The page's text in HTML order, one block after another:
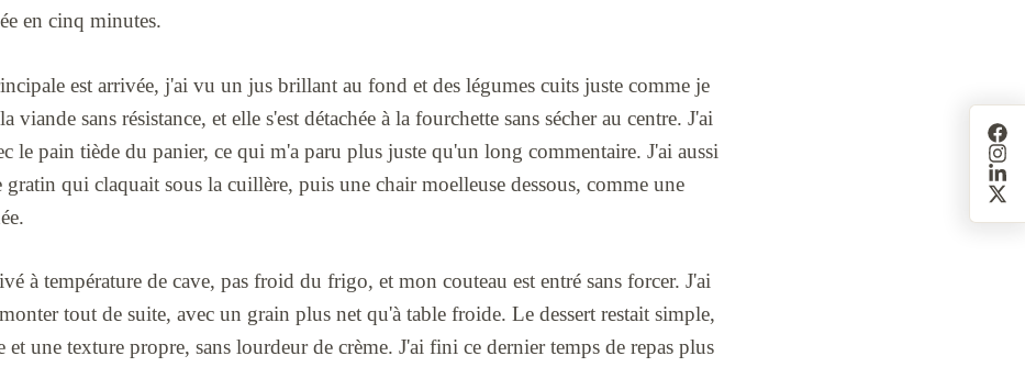
en cinq minutes.
est arrivée, j'ai vu un jus brillant au fond et des légumes cuits juste comme je
viande sans résistance, et elle s'est détachée à la fourchette sans sécher au centre. J'ai
le pain tiède du panier, ce qui m'a paru plus juste qu'un long commentaire. J'ai aussi
gratin qui claquait sous la cuillère, puis une chair moelleuse dessous, comme une
à température de cave, pas froid du frigo, et mon couteau est entré sans forcer. J'ai
tout de suite, avec un grain plus net qu'à table froide. Le dessert restait simple,
et une texture propre, sans lourdeur de crème. J'ai fini ce dernier temps de repas plus